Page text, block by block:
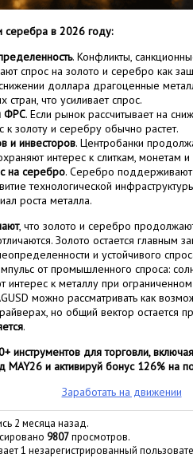
серебра в 2026 году:
. Конфликты,
спрос на золото и серебро как
доллара драгоценные
стран, что усиливает спрос.
ФРС. Если рынок рассчитывает на
к золоту и серебру обычно растет.
и инвесторов. Центробанки
интерес к слиткам, монетам
на серебро. Серебро поддерживают
технологической
роста металла.
, что золото и серебро
Золото остается главным
и устойчивого
от промышленного спроса:
интерес к металлу при
можно рассматривать как
но общий вектор остается
.
инструментов для торговли,
MAY26 и активируй бонус 126% на
Заработать на движении
2 месяца назад.
9807просмотров.
1 незарегистрированный